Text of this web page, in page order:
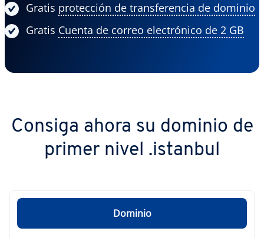
Gratis protección de transferencia de dominio
Gratis Cuenta de correo electrónico de 2 GB
Consiga ahora su dominio de
primer nivel .istanbul
Dominio